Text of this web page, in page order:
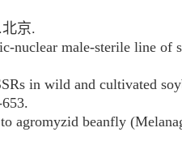
京.
male-sterile line of
in wild and cultivated
agromyzid beanfly